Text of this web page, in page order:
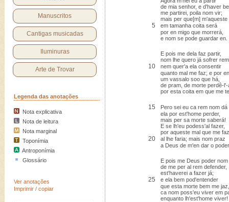
Manuscritos
Cantigas musicadas
Iluminuras
Arte de Trovar
Legenda das anotações
Nota explicativa
Nota de leitura
Nota marginal
Toponímia
Antroponímia
Glossário
Ver anotações
Imprimir / copiar
de mia senhor, e d'haver
me partirei, poila nom vir;
mais per que[m] m'aqueste
5
em tamanha coita será
por en migo que morrerá,
e nom se pode guardar en.
E pois me dela faz partir,
nom lhe quero já sofrer
10
nem quer'a ela consentir
quanto mal me faz; e por en
um vassalo soo que há,
de pram, de morte perdê-l'-
por esta coita em que me
15
Pero sei eu ca rem nom dá
ela por est'home perder,
mais per sa morte saberá!
E se lh'eu podess'al fazer,
por aqueste mal que me
20
al lhe faria; mais nom praz
a Deus de m'en dar o
E pois me Deus poder nom
de me per al rem defender,
est'haverei a fazer já;
25
e ela bem pod'entender
que esta morte bem me jaz,
ca nom poss'eu viver em
enquanto lh'est'home viver!